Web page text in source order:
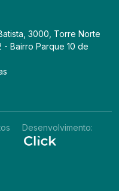
3000, Torre Norte
- Bairro Parque 10 de
Desenvolvimento: